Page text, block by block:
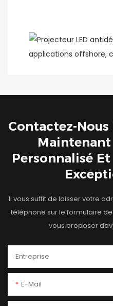
Contactez-
Maintenant
Personnalisé
Il vous suffit de laisser votre
téléphone sur le formulaire
vous proposer
Entreprise
E-Mail